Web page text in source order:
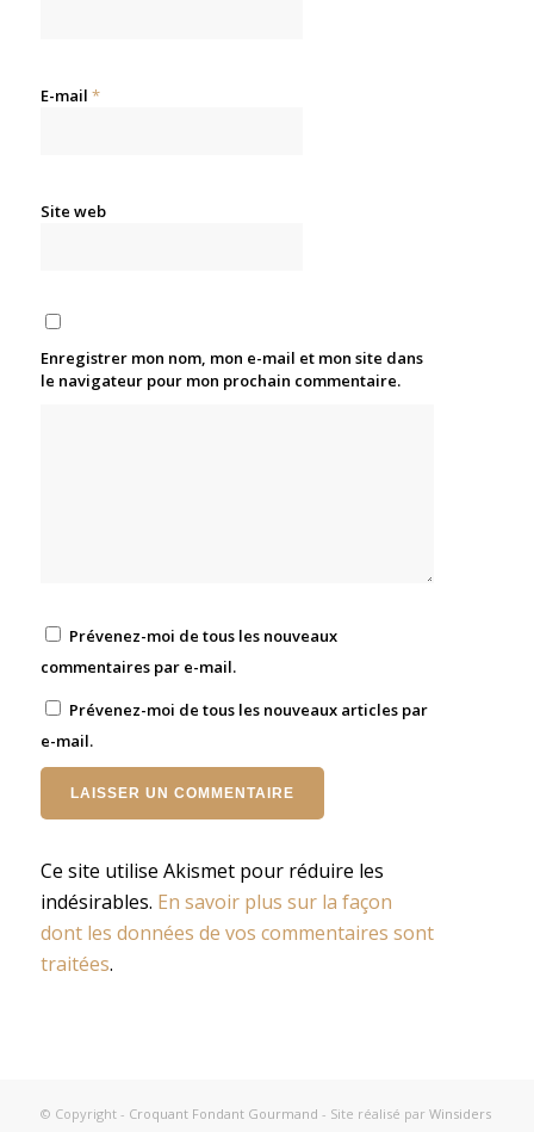
E-mail *
Site web
Enregistrer mon nom, mon e-mail et mon site dans
le navigateur pour mon prochain commentaire.
Prévenez-moi de tous les nouveaux
commentaires par e-mail.
Prévenez-moi de tous les nouveaux articles par
e-mail.
Ce site utilise Akismet pour réduire les
indésirables. En savoir plus sur la façon
dont les données de vos commentaires sont
traitées.
© Copyright - Croquant Fondant Gourmand - Site réalisé par Winsiders